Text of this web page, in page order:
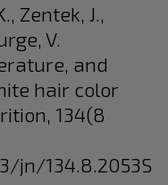
Zentek, J.,
V.
and
hair color
134(8
jn/134.8.2053S